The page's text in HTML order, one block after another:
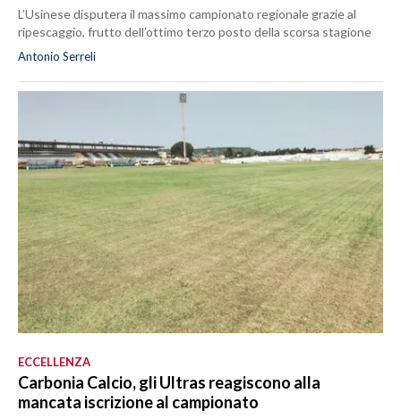
L’Usinese disputera il massimo campionato regionale grazie al
ripescaggio, frutto dell’ottimo terzo posto della scorsa stagione
Antonio Serreli
ECCELLENZA
Carbonia Calcio, gli Ultras reagiscono alla
mancata iscrizione al campionato